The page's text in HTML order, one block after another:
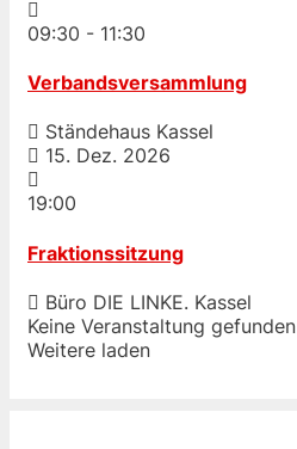
09:30 - 11:30
Verbandsversammlung
Ständehaus Kassel
15. Dez. 2026
19:00
Fraktionssitzung
Büro DIE LINKE. Kassel
Keine Veranstaltung gefunden
Weitere laden